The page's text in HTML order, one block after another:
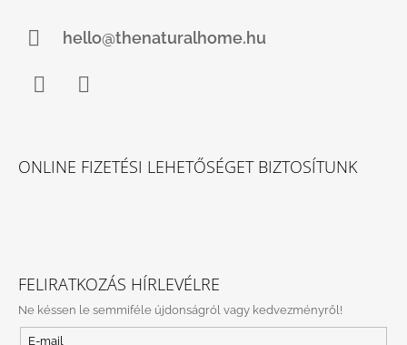
hello@thenaturalhome.hu
ONLINE FIZETÉSI LEHETŐSÉGET BIZTOSÍTUNK
FELIRATKOZÁS HÍRLEVÉLRE
Ne késsen le semmiféle újdonságról vagy kedvezményről!
E-mail